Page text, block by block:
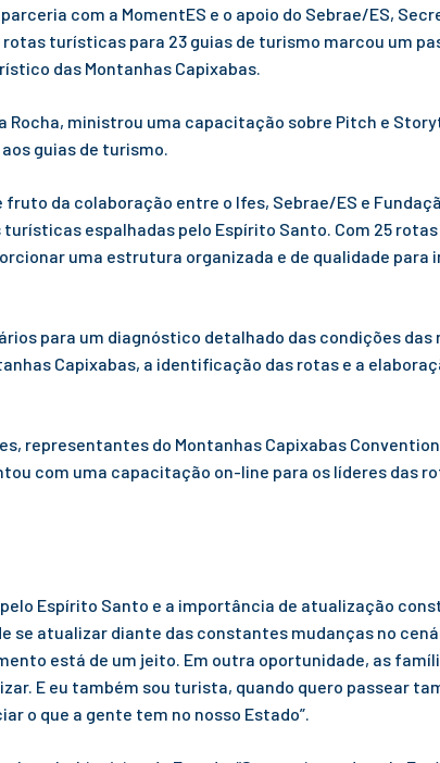
com a MomentES e o apoio do Sebrae/ES,
rotas turísticas para 23 guias de turismo marcou um
das Montanhas Capixabas.
ministrou uma capacitação sobre Pitch e
guias de turismo.
da colaboração entre o Ifes, Sebrae/ES e
espalhadas pelo Espírito Santo. Com 25
uma estrutura organizada e de qualidade para
para um diagnóstico detalhado das condições das
Capixabas, a identificação das rotas e a
representantes do Montanhas Capixabas
com uma capacitação on-line para os líderes das
Espírito Santo e a importância de atualização
se atualizar diante das constantes mudanças no
está de um jeito. Em outra oportunidade, as
E eu também sou turista, quando quero passear
o que a gente tem no nosso Estado”.